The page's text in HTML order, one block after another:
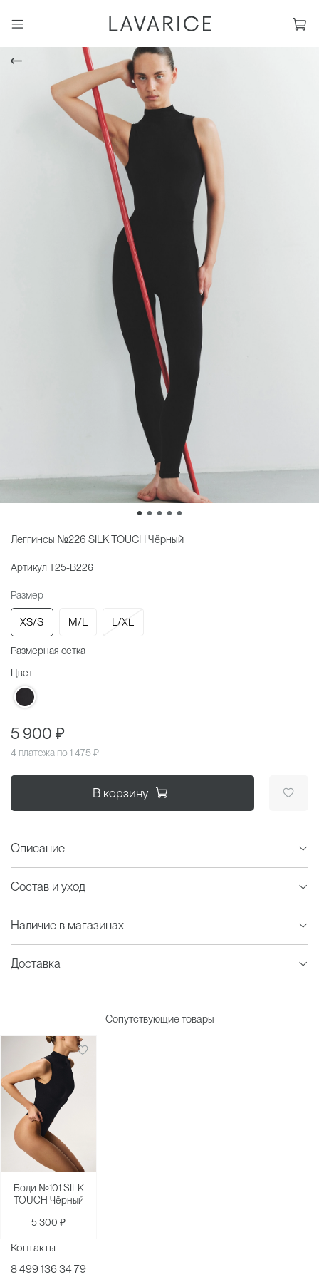
Леггинсы №226 SILK TOUCH Чёрный
Размер
XS/S M/L L/XL
Размерная сетка
Артикул T25-В226
Цвет
5 900 ₽
4 платежа по 1 475 ₽
В корзину
Описание
Состав и уход
Наличие в магазинах
Доставка
Сопутствующие товары
Боди №101 SILK
TOUCH Чёрный
5 300 ₽
Контакты
8 499 136 34 79